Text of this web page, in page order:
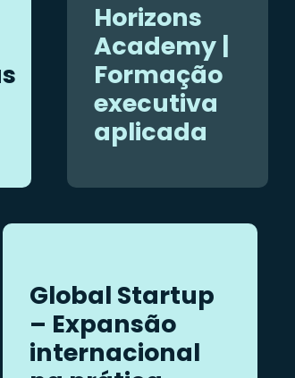
Horizons
Academy |
Formação
executiva
aplicada
Global Startup
– Expansão
internacional